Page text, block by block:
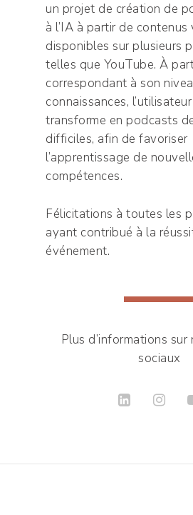
un projet de création de
à l’IA à partir de contenus
disponibles sur plusieurs
telles que YouTube. À
correspondant à son
connaissances,
transforme en podcasts
difficiles, afin de favoriser
l’apprentissage de
compétences.
Félicitations à toutes les
ayant contribué à la
événement.
Plus d’informations sur
sociaux